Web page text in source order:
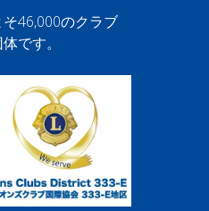
46,000のクラブ
です。